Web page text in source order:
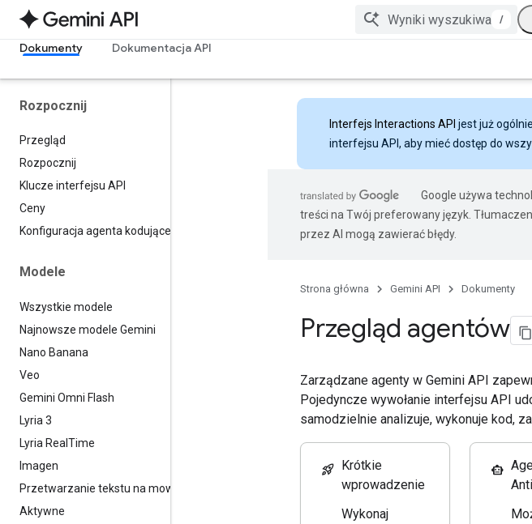
/
Dokumenty Dokumentacja API
Rozpocznij
Przegląd
Rozpocznij
Klucze interfejsu API
Ceny
Konfiguracja agenta kodującego
Modele
Wszystkie modele
Najnowsze modele Gemini
Nano Banana
Veo
Gemini Omni Flash
Lyria 3
Lyria Real Time
Imagen
Przetwarzanie tekstu na mowę
Aktywne
Interfejs Interactions API jest już
interfejsu API, aby mieć dostęp do
Google używa
treści na Twój preferowany język.
przez AI mogą zawierać błędy.
Strona główna Gemini API Dokumenty
Przegląd agentów
Zarządzane agenty w Gemini API
Pojedyncze wywołanie interfejsu API
samodzielnie analizuje, wykonuje kod,
rocket_launch Krótkie
wprowadzenie
Wykonaj
smart_toy